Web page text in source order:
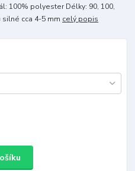
100% polyester Délky: 90, 100,
silné cca 4-5 mm celý popis